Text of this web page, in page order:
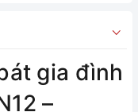
gia đình
–